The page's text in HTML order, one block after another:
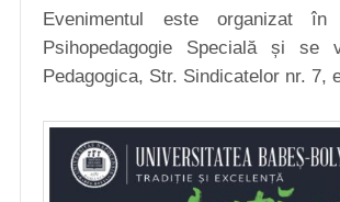
Evenimentul este organizat
Psihopedagogie Specială și
Pedagogica, Str. Sindicatelor nr. 7,